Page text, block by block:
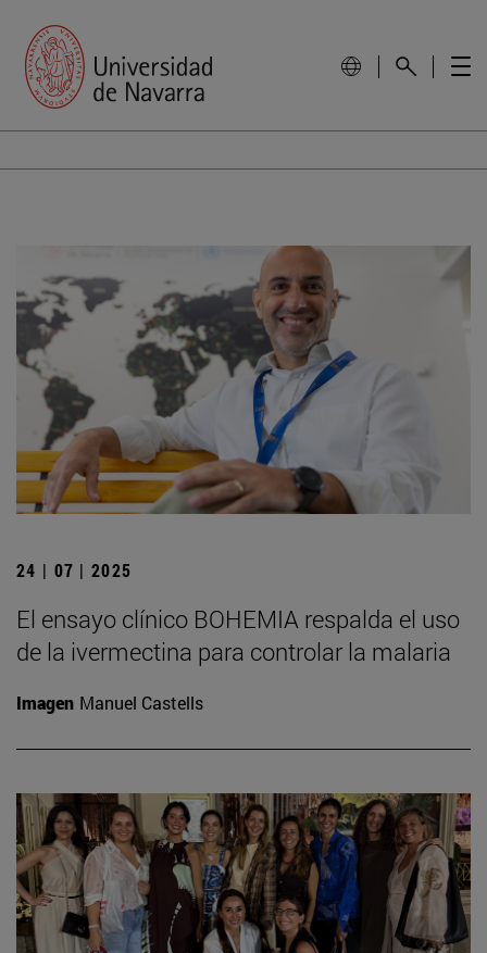
24 | 07 | 2025
El ensayo clínico BOHEMIA respalda el uso
de la ivermectina para controlar la malaria
Imagen Manuel Castells